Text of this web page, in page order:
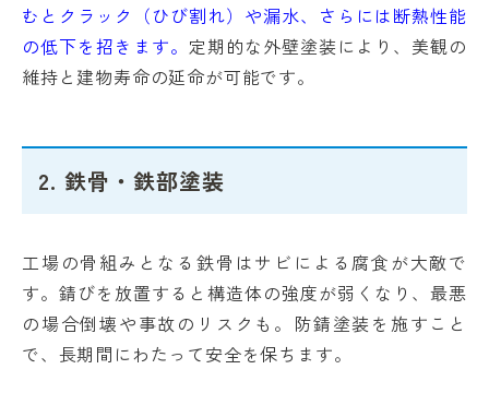
むとクラック（ひび割れ）や漏水、さらには断熱性能
の低下を招きます。定期的な外壁塗装により、美観の
維持と建物寿命の延命が可能です。
2. 鉄骨・鉄部塗装
工場の骨組みとなる鉄骨はサビによる腐食が大敵で
す。錆びを放置すると構造体の強度が弱くなり、最悪
の場合倒壊や事故のリスクも。防錆塗装を施すこと
で、長期間にわたって安全を保ちます。